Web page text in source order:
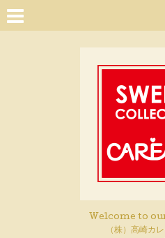
Welcome to
（株）高崎カ